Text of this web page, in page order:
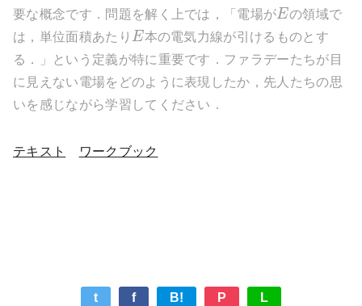
要な概念です．問題を解く上では，「電場がEの領域で
は，単位面積あたり E本の電気力線が引けるものとす
る．」という定義が特に重要です．ファラデーたちが目
に見えない電場をどのように表現したか，先人たちの思
いを感じながら学習してください．
テキスト ワークブック
t f B! P L